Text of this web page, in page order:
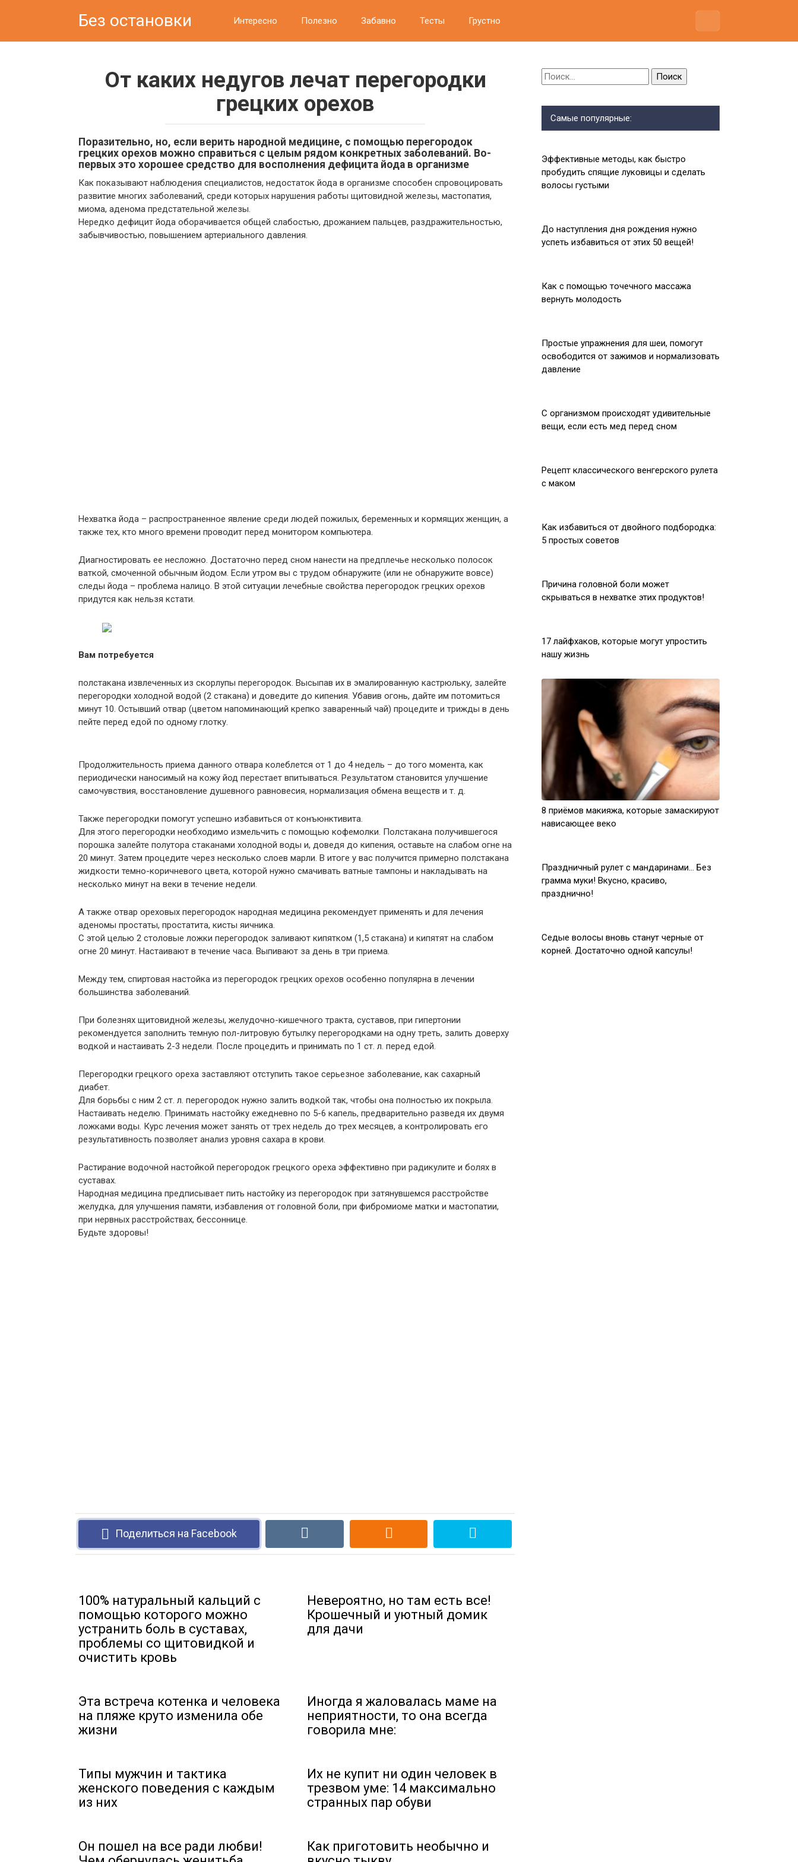
Без остановки Интересно Полезно Забавно Тесты Грустно
От каких недугов лечат перегородки
грецких орехов
Поразительно, но, если верить народной медицине, с помощью перегородок
грецких орехов можно справиться с целым рядом конкретных заболеваний. Во-
первых это хорошее средство для восполнения дефицита йода в организме
Как показывают наблюдения специалистов, недостаток йода в организме способен спровоцировать
развитие многих заболеваний, среди которых нарушения работы щитовидной железы, мастопатия,
миома, аденома предстательной железы.
Нередко дефицит йода оборачивается общей слабостью, дрожанием пальцев, раздражительностью,
забывчивостью, повышением артериального давления.
Нехватка йода – распространенное явление среди людей пожилых, беременных и кормящих женщин, а
также тех, кто много времени проводит перед монитором компьютера.
Диагностировать ее несложно. Достаточно перед сном нанести на предплечье несколько полосок
ваткой, смоченной обычным йодом. Если утром вы с трудом обнаружите (или не обнаружите вовсе)
следы йода – проблема налицо. В этой ситуации лечебные свойства перегородок грецких орехов
придутся как нельзя кстати.
Вам потребуется
полстакана извлеченных из скорлупы перегородок. Высыпав их в эмалированную кастрюльку, залейте
перегородки холодной водой (2 стакана) и доведите до кипения. Убавив огонь, дайте им потомиться
минут 10. Остывший отвар (цветом напоминающий крепко заваренный чай) процедите и трижды в день
пейте перед едой по одному глотку.
Продолжительность приема данного отвара колеблется от 1 до 4 недель – до того момента, как
периодически наносимый на кожу йод перестает впитываться. Результатом становится улучшение
самочувствия, восстановление душевного равновесия, нормализация обмена веществ и т. д.
Также перегородки помогут успешно избавиться от конъюнктивита.
Для этого перегородки необходимо измельчить с помощью кофемолки. Полстакана получившегося
порошка залейте полутора стаканами холодной воды и, доведя до кипения, оставьте на слабом огне на
20 минут. Затем процедите через несколько слоев марли. В итоге у вас получится примерно полстакана
жидкости темно-коричневого цвета, которой нужно смачивать ватные тампоны и накладывать на
несколько минут на веки в течение недели.
А также отвар ореховых перегородок народная медицина рекомендует применять и для лечения
аденомы простаты, простатита, кисты яичника.
С этой целью 2 столовые ложки перегородок заливают кипятком (1,5 стакана) и кипятят на слабом
огне 20 минут. Настаивают в течение часа. Выпивают за день в три приема.
Между тем, спиртовая настойка из перегородок грецких орехов особенно популярна в лечении
большинства заболеваний.
При болезнях щитовидной железы, желудочно-кишечного тракта, суставов, при гипертонии
рекомендуется заполнить темную пол-литровую бутылку перегородками на одну треть, залить доверху
водкой и настаивать 2-3 недели. После процедить и принимать по 1 ст. л. перед едой.
Перегородки грецкого ореха заставляют отступить такое серьезное заболевание, как сахарный
диабет.
Для борьбы с ним 2 ст. л. перегородок нужно залить водкой так, чтобы она полностью их покрыла.
Настаивать неделю. Принимать настойку ежедневно по 5-6 капель, предварительно разведя их двумя
ложками воды. Курс лечения может занять от трех недель до трех месяцев, а контролировать его
результативность позволяет анализ уровня сахара в крови.
Растирание водочной настойкой перегородок грецкого ореха эффективно при радикулите и болях в
суставах.
Народная медицина предписывает пить настойку из перегородок при затянувшемся расстройстве
желудка, для улучшения памяти, избавления от головной боли, при фибромиоме матки и мастопатии,
при нервных расстройствах, бессоннице.
Будьте здоровы!
Поделиться на Facebook
100% натуральный кальций c
помощью которого можно
устранить боль в суставах,
проблемы со щитовидкой и
очистить кровь
Невероятно, но там есть все!
Крошечный и уютный домик
для дачи
Эта встреча котенка и человека
на пляже круто изменила обе
жизни
Иногда я жаловалась маме на
неприятности, то она всегда
говорила мне:
Типы мужчин и тактика
женского поведения с каждым
из них
Их не купит ни один человек в
трезвом уме: 14 максимально
странных пар обуви
Он пошел на все ради любви!
Как приготовить необычно и
Найти:
Самые популярные:
Эффективные методы, как быстро
пробудить спящие луковицы и сделать
волосы густыми
До наступления дня рождения нужно
успеть избавиться от этих 50 вещей!
Как с помощью точечного массажа
вернуть молодость
Простые упражнения для шеи, помогут
освободится от зажимов и нормализовать
давление
С организмом происходят удивительные
вещи, если есть мед перед сном
Рецепт классического венгерского рулета
с маком
Как избавиться от двойного подбородка:
5 простых советов
Причина головной боли может
скрываться в нехватке этих продуктов!
17 лайфхаков, которые могут упростить
нашу жизнь
8 приёмов макияжа, которые замаскируют
нависающее веко
Праздничный рулет с мандаринами… Без
грамма муки! Вкусно, красиво,
празднично!
Седые волосы вновь станут черные от
корней. Достаточно одной капсулы!